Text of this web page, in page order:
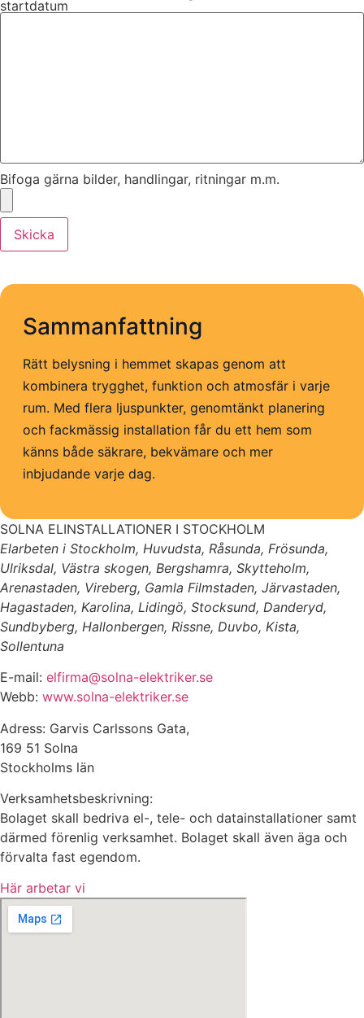
startdatum
Bifoga gärna bilder, handlingar, ritningar m.m.
Skicka
Sammanfattning
Rätt belysning i hemmet skapas genom att
kombinera trygghet, funktion och atmosfär i varje
rum. Med flera ljuspunkter, genomtänkt planering
och fackmässig installation får du ett hem som
känns både säkrare, bekvämare och mer
inbjudande varje dag.
SOLNA ELINSTALLATIONER I STOCKHOLM
Elarbeten i Stockholm, Huvudsta, Råsunda, Frösunda,
Ulriksdal, Västra skogen, Bergshamra, Skytteholm,
Arenastaden, Vireberg, Gamla Filmstaden, Järvastaden,
Hagastaden, Karolina, Lidingö, Stocksund, Danderyd,
Sundbyberg, Hallonbergen, Rissne, Duvbo, Kista,
Sollentuna
E-mail: elfirma@solna-elektriker.se
Webb: www.solna-elektriker.se
Adress: Garvis Carlssons Gata,
169 51 Solna
Stockholms län
Verksamhetsbeskrivning:
Bolaget skall bedriva el-, tele- och datainstallationer samt
därmed förenlig verksamhet. Bolaget skall även äga och
förvalta fast egendom.
Här arbetar vi